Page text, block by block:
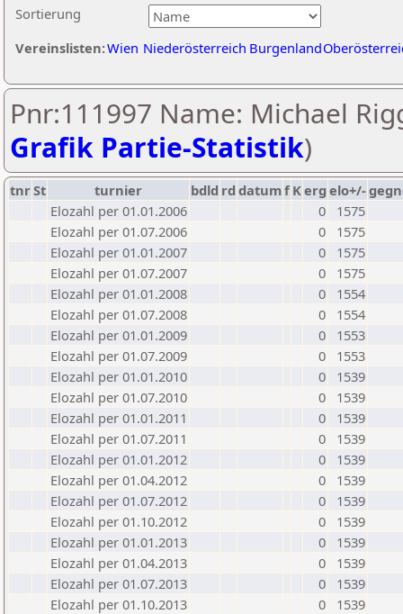
Sortierung
Vereinslisten:Wien Niederösterreich Burgenland
Pnr:111997 Name: Michael
Grafik Partie-Statistik)
tnrSt turnier bdld rd datumf Kerg elo+/-
Elozahl per 01.01.2006
0
1575
Elozahl per 01.07.2006
0
1575
Elozahl per 01.01.2007
0
1575
Elozahl per 01.07.2007
0
1575
Elozahl per 01.01.2008
0
1554
Elozahl per 01.07.2008
0
1554
Elozahl per 01.01.2009
0
1553
Elozahl per 01.07.2009
0
1553
Elozahl per 01.01.2010
0
1539
Elozahl per 01.07.2010
0
1539
Elozahl per 01.01.2011
0
1539
Elozahl per 01.07.2011
0
1539
Elozahl per 01.01.2012
0
1539
Elozahl per 01.04.2012
0
1539
Elozahl per 01.07.2012
0
1539
Elozahl per 01.10.2012
0
1539
Elozahl per 01.01.2013
0
1539
Elozahl per 01.04.2013
0
1539
Elozahl per 01.07.2013
0
1539
Elozahl per 01.10.2013
0
1539